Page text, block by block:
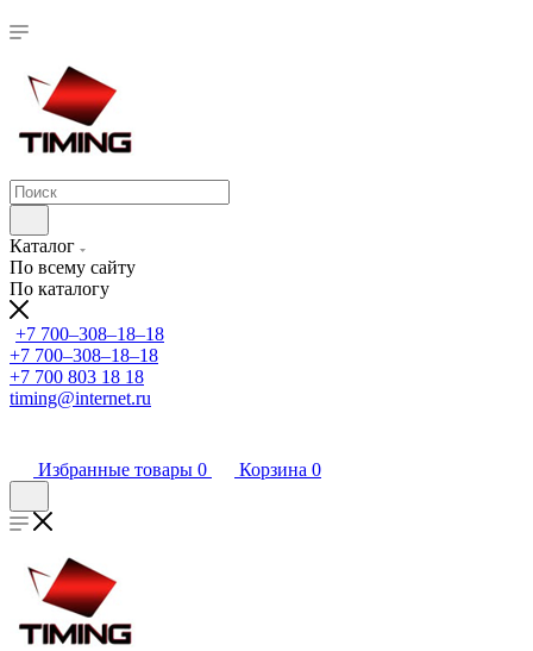
Каталог
По всему сайту
По каталогу
+7 700‒308‒18‒18
+7 700‒308‒18‒18
+7 700 803 18 18
timing@internet.ru
Избранные товары 0 Корзина 0